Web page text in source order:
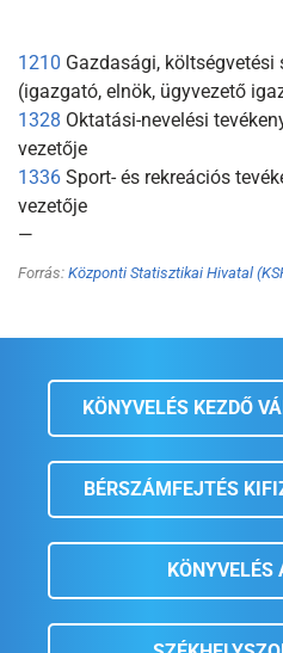
1210 Gazdasági, költségvetési
(igazgató, elnök, ügyvezető
1328 Oktatási-nevelési
vezetője
1336 Sport- és rekreációs
vezetője
—
Forrás: Központi Statisztikai Hivatal
KÖNYVELÉS KEZDŐ
BÉRSZÁMFEJTÉS
KÖNYVELÉS